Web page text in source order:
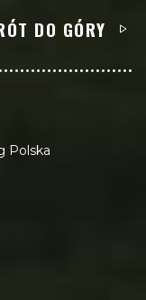
DO GÓRY
Polska